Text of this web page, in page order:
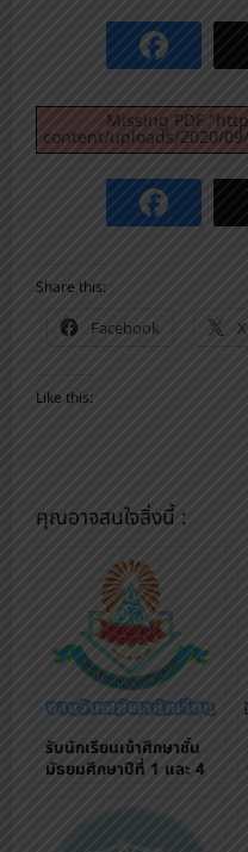
Missing PDF
content/uploads/2020/09/
Share this:
Facebook
X
Like this:
คุณอาจสนใจสิ่งนี้ :
รับนักเรียนเข้าศึกษาชั้น
มัธยมศึกษาปีที่ 1 และ 4